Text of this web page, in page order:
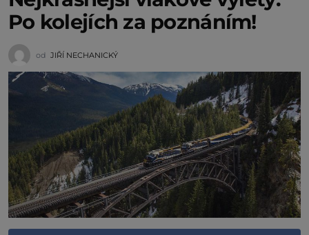
Po kolejích za poznáním!
od JIŘÍ NECHANICKÝ